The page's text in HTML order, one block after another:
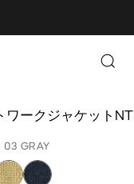
ワークジャケットNT
03 GRAY